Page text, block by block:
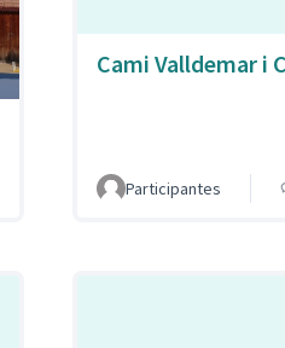
Cami Valldemar i
Participantes